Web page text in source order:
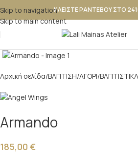
Skip to navigation
Skip to main content
ΚΛΕΙΣΤΕ ΡΑΝΤΕΒΟΥ ΣΤΟ
Αρχική σελίδα ΒΑΠΤΙΣΗ ΑΓΟΡΙ
Armando
185,00 €